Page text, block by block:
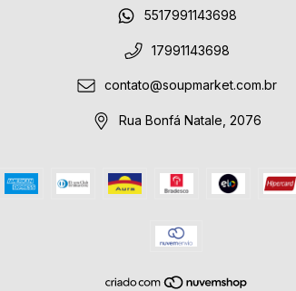
5517991143698
17991143698
contato@soupmarket.com.br
Rua Bonfá Natale, 2076